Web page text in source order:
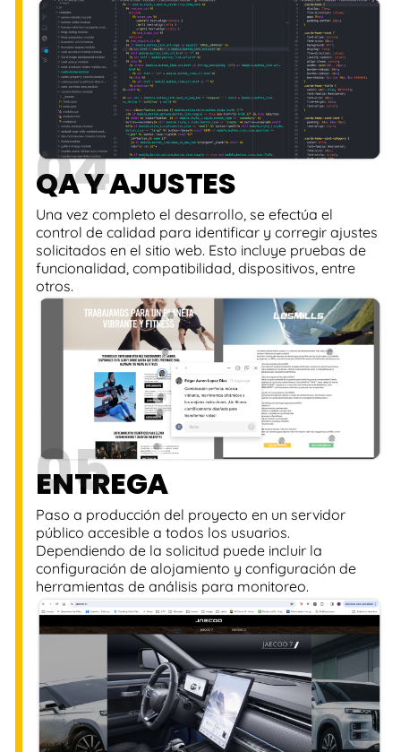
04
QA Y AJUSTES
Una vez completo el desarrollo, se efectúa el
control de calidad para identificar y corregir ajustes
solicitados en el sitio web. Esto incluye pruebas de
funcionalidad, compatibilidad, dispositivos, entre
otros.
05
ENTREGA
Paso a producción del proyecto en un servidor
público accesible a todos los usuarios.
Dependiendo de la solicitud puede incluir la
configuración de alojamiento y configuración de
herramientas de análisis para monitoreo.